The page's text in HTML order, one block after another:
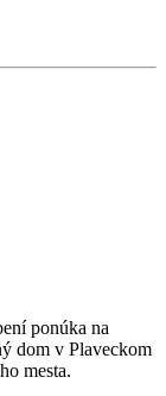
ponúka na
dom v Plaveckom
mesta.